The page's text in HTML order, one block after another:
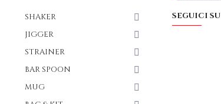
SHAKER
JIGGER
STRAINER
BAR SPOON
MUG
SEGUICI SU